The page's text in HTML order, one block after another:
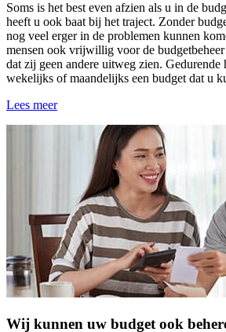
Soms is het best even afzien als u in de
heeft u ook baat bij het traject. Zonder
nog veel erger in de problemen kunnen
mensen ook vrijwillig voor de
dat zij geen andere uitweg zien. Gedurende
wekelijks of maandelijks een budget dat u
Lees meer
Wij kunnen uw budget ook